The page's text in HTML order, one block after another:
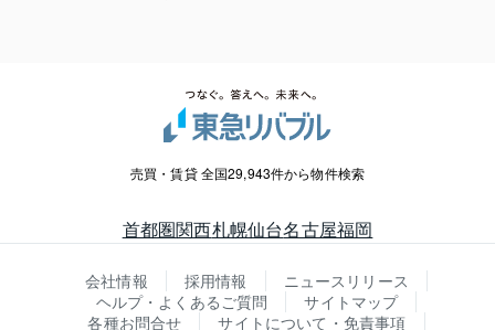
売買・賃貸 全国29,943件から物件検索
首都圏関西札幌仙台名古屋福岡
会社情報 採用情報
ニュースリリース
ヘルプ・よくあるご質問
サイトマップ
各種お問合せ
サイトについて・免責事項